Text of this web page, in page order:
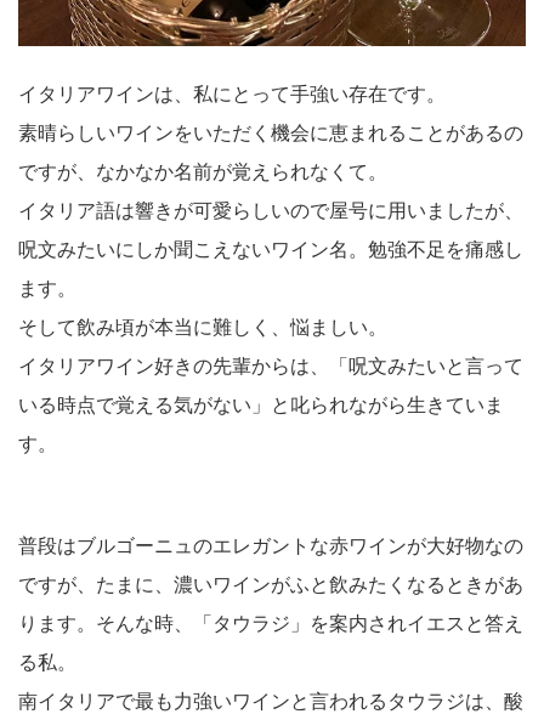
イタリアワインは、私にとって手強い存在です。
素晴らしいワインをいただく機会に恵まれることがあるの
ですが、なかなか名前が覚えられなくて。
イタリア語は響きが可愛らしいので屋号に用いましたが、
呪文みたいにしか聞こえないワイン名。勉強不足を痛感し
ます。
そして飲み頃が本当に難しく、悩ましい。
イタリアワイン好きの先輩からは、「呪文みたいと言って
いる時点で覚える気がない」と叱られながら生きていま
す。
普段はブルゴーニュのエレガントな赤ワインが大好物なの
ですが、たまに、濃いワインがふと飲みたくなるときがあ
ります。そんな時、「タウラジ」を案内されイエスと答え
る私。
南イタリアで最も力強いワインと言われるタウラジは、酸